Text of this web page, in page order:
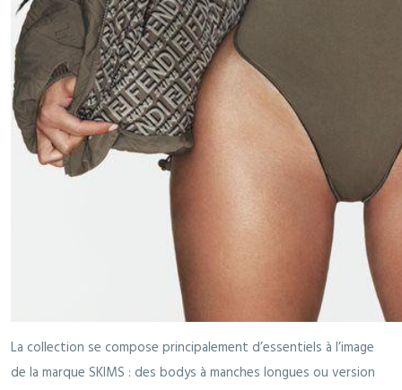
La collection se compose principalement d’essentiels à l’image
de la marque SKIMS : des bodys à manches longues ou version